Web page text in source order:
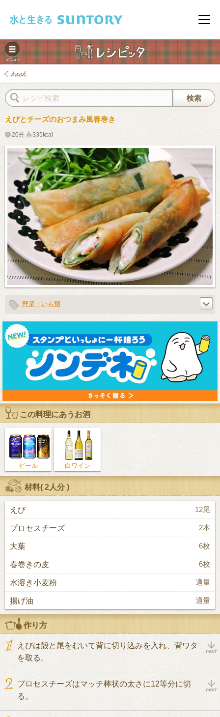
メニ
レシピ
えびとチーズのおつまみ風春巻き
20分 335kcal
野菜・いも類
この料理にあうお酒
ビール 白ワイン
材料(2人分)
えび 12尾
プロセスチーズ 2本
大葉 6枚
春巻きの皮 6枚
水溶き小麦粉 適量
揚げ油 適量
作り方
えびは殻と尾をむいて背に切り込みを入れ、背ワタ
を取る。
プロセスチーズはマッチ棒状の太さに12等分に切
る。